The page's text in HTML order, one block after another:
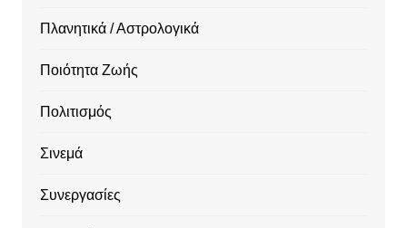
Πλανητικά / Αστρολογικά
Ποιότητα Ζωής
Πολιτισμός
Σινεμά
Συνεργασίες